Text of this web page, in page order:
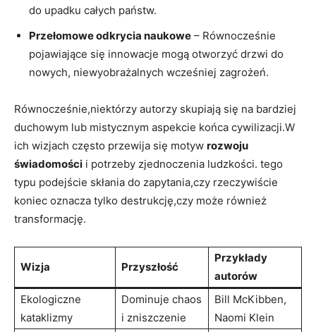
do upadku całych państw.
Przełomowe odkrycia naukowe – Równocześnie
pojawiające się innowacje mogą otworzyć drzwi do
nowych, niewyobrażalnych wcześniej zagrożeń.
Równocześnie,niektórzy autorzy skupiają się na bardziej
duchowym lub mistycznym aspekcie końca cywilizacji.W
ich wizjach często przewija się motyw rozwoju
świadomości i potrzeby zjednoczenia ludzkości. tego
typu podejście skłania do zapytania,czy rzeczywiście
koniec oznacza tylko destrukcję,czy może również
transformację.
Wizja Przyszłość
Przykłady
autorów
Ekologiczne
kataklizmy
Dominuje chaos
i zniszczenie
Bill McKibben,
Naomi Klein